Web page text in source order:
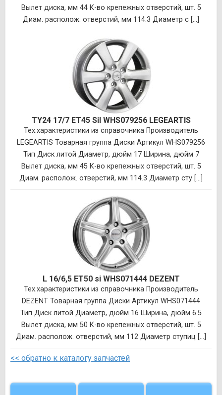
Вылет диска, мм 44 К-во крепежных отверстий, шт. 5
Диам. располож. отверстий, мм 114.3 Диаметр с [...]
TY24 17/7 ET45 Sil WHS079256 LEGEARTIS
Тех.характеристики из справочника Производитель
LEGEARTIS Товарная группа Диски Артикул WHS079256
Тип Диск литой Диаметр, дюйм 17 Ширина, дюйм 7
Вылет диска, мм 45 К-во крепежных отверстий, шт. 5
Диам. располож. отверстий, мм 114.3 Диаметр сту [...]
L 16/6,5 ET50 si WHS071444 DEZENT
Тех.характеристики из справочника Производитель
DEZENT Товарная группа Диски Артикул WHS071444
Тип Диск литой Диаметр, дюйм 16 Ширина, дюйм 6.5
Вылет диска, мм 50 К-во крепежных отверстий, шт. 5
Диам. располож. отверстий, мм 112 Диаметр ступиц [...]
<< обратно к каталогу запчастей